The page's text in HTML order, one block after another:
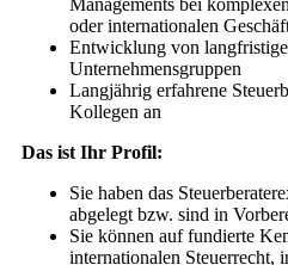
oder internationalen
Entwicklung von
Unternehmensgruppen
Langjährig erfahrene
Kollegen an
Das ist Ihr Profil:
Sie haben das
abgelegt bzw. sind in
Sie können auf fundierte
internationalen Steuerrecht,